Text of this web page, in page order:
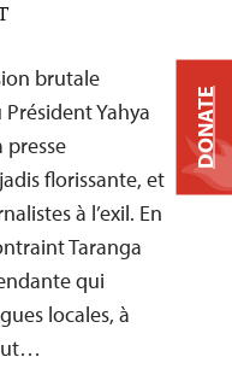
brutale
Yahya
presse
florissante, et
à l’exil. En
Taranga
qui
locales, à
DONATE